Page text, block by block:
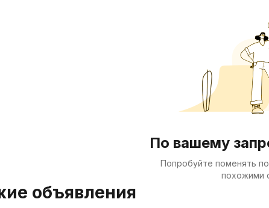
По вашему
Попробуйте поменять
похожими
объявления